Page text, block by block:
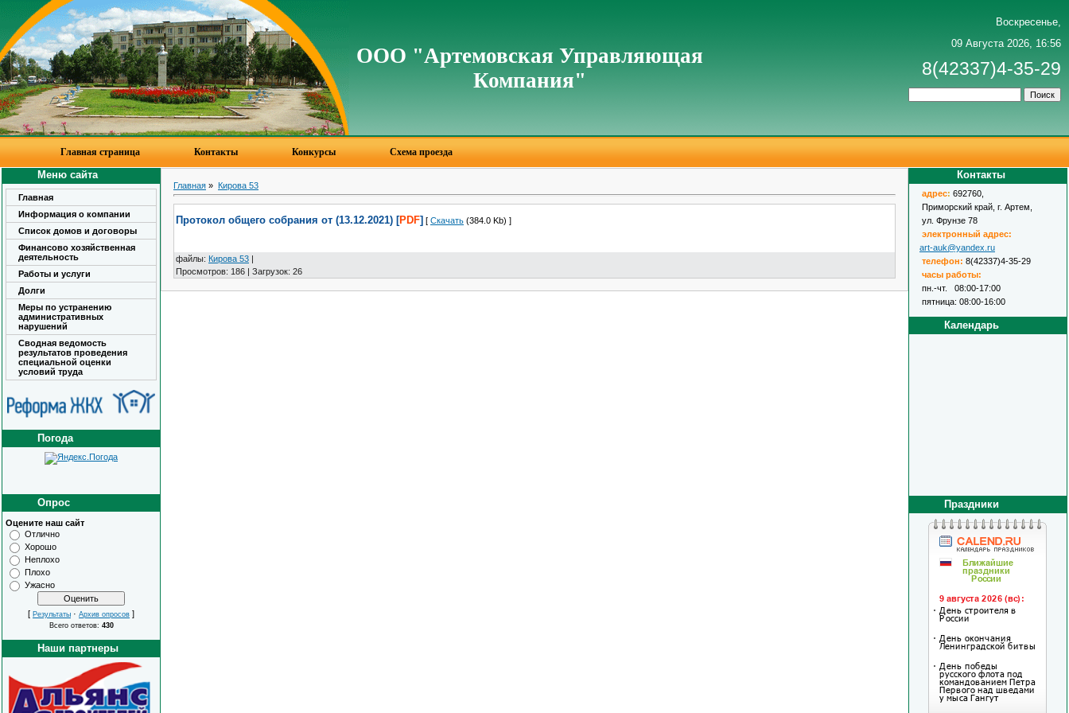
ООО "Артемовская Управляющая
Компания"
Воскресенье,
09 Августа 2026, 16:56
8(42337)4-35-29
Главная страница Контакты Конкурсы Схема проезда
Меню сайта
Главная
Информация о компании
Список домов и договоры
Финансово хозяйственная
деятельность
Работы и услуги
Долги
Меры по устранению
административных
нарушений
Сводная ведомость
результатов проведения
специальной оценки
условий труда
Погода
Опрос
Оцените наш сайт
Отлично
Хорошо
Неплохо
Плохо
Ужасно
[ Результаты · Архив опросов ]
Всего ответов: 430
Наши партнеры
Главная » Кирова 53
Протокол общего собрания от (13.12.2021) [PDF] [ Скачать (384.0 Kb) ]
файлы: Кирова 53 |
Просмотров: 186 | Загрузок: 26
Контакты
адрес: 692760,
Приморский край, г. Артем,
ул. Фрунзе 78
электронный адрес:
art-auk@yandex.ru
телефон: 8(42337)4-35-29
часы работы:
пн.-чт. 08:00-17:00
пятница: 08:00-16:00
Календарь
Праздники